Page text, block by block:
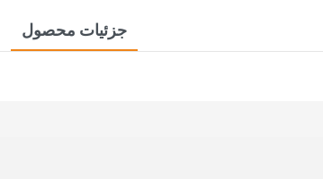
جزئیات محصول